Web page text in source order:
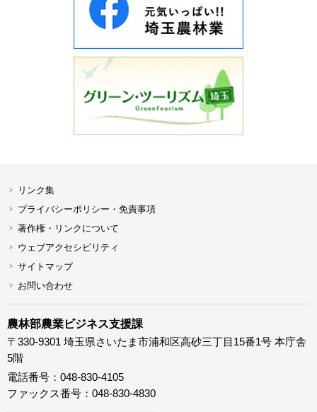
リンク集
プライバシーポリシー・免責事項
著作権・リンクについて
ウェブアクセシビリティ
サイトマップ
お問い合わせ
農林部農業ビジネス支援課
〒330-9301 埼玉県さいたま市浦和区高砂三丁目15番1号 本庁舎
5階
電話番号：048-830-4105
ファックス番号：048-830-4830